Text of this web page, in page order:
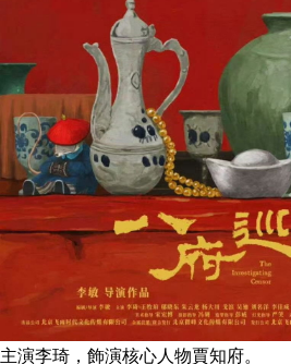
主演李琦，飾演核心人物賈知府。